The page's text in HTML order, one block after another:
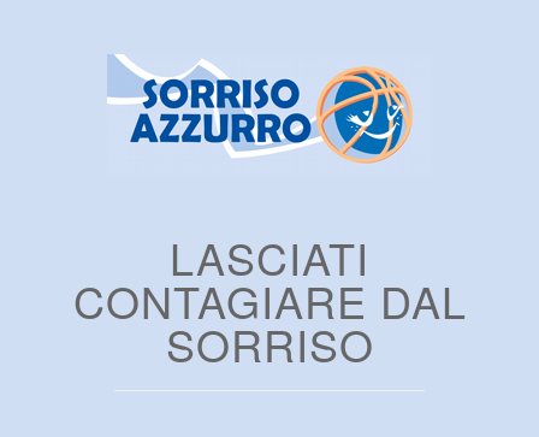
LASCIATI
CONTAGIARE DAL
SORRISO